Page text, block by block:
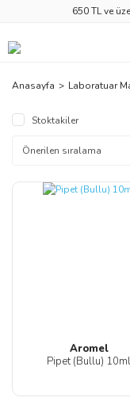
650 TL ve
Anasayfa Laboratuar
Stoktakiler
Aromel
Pipet (Bullu) 10ml